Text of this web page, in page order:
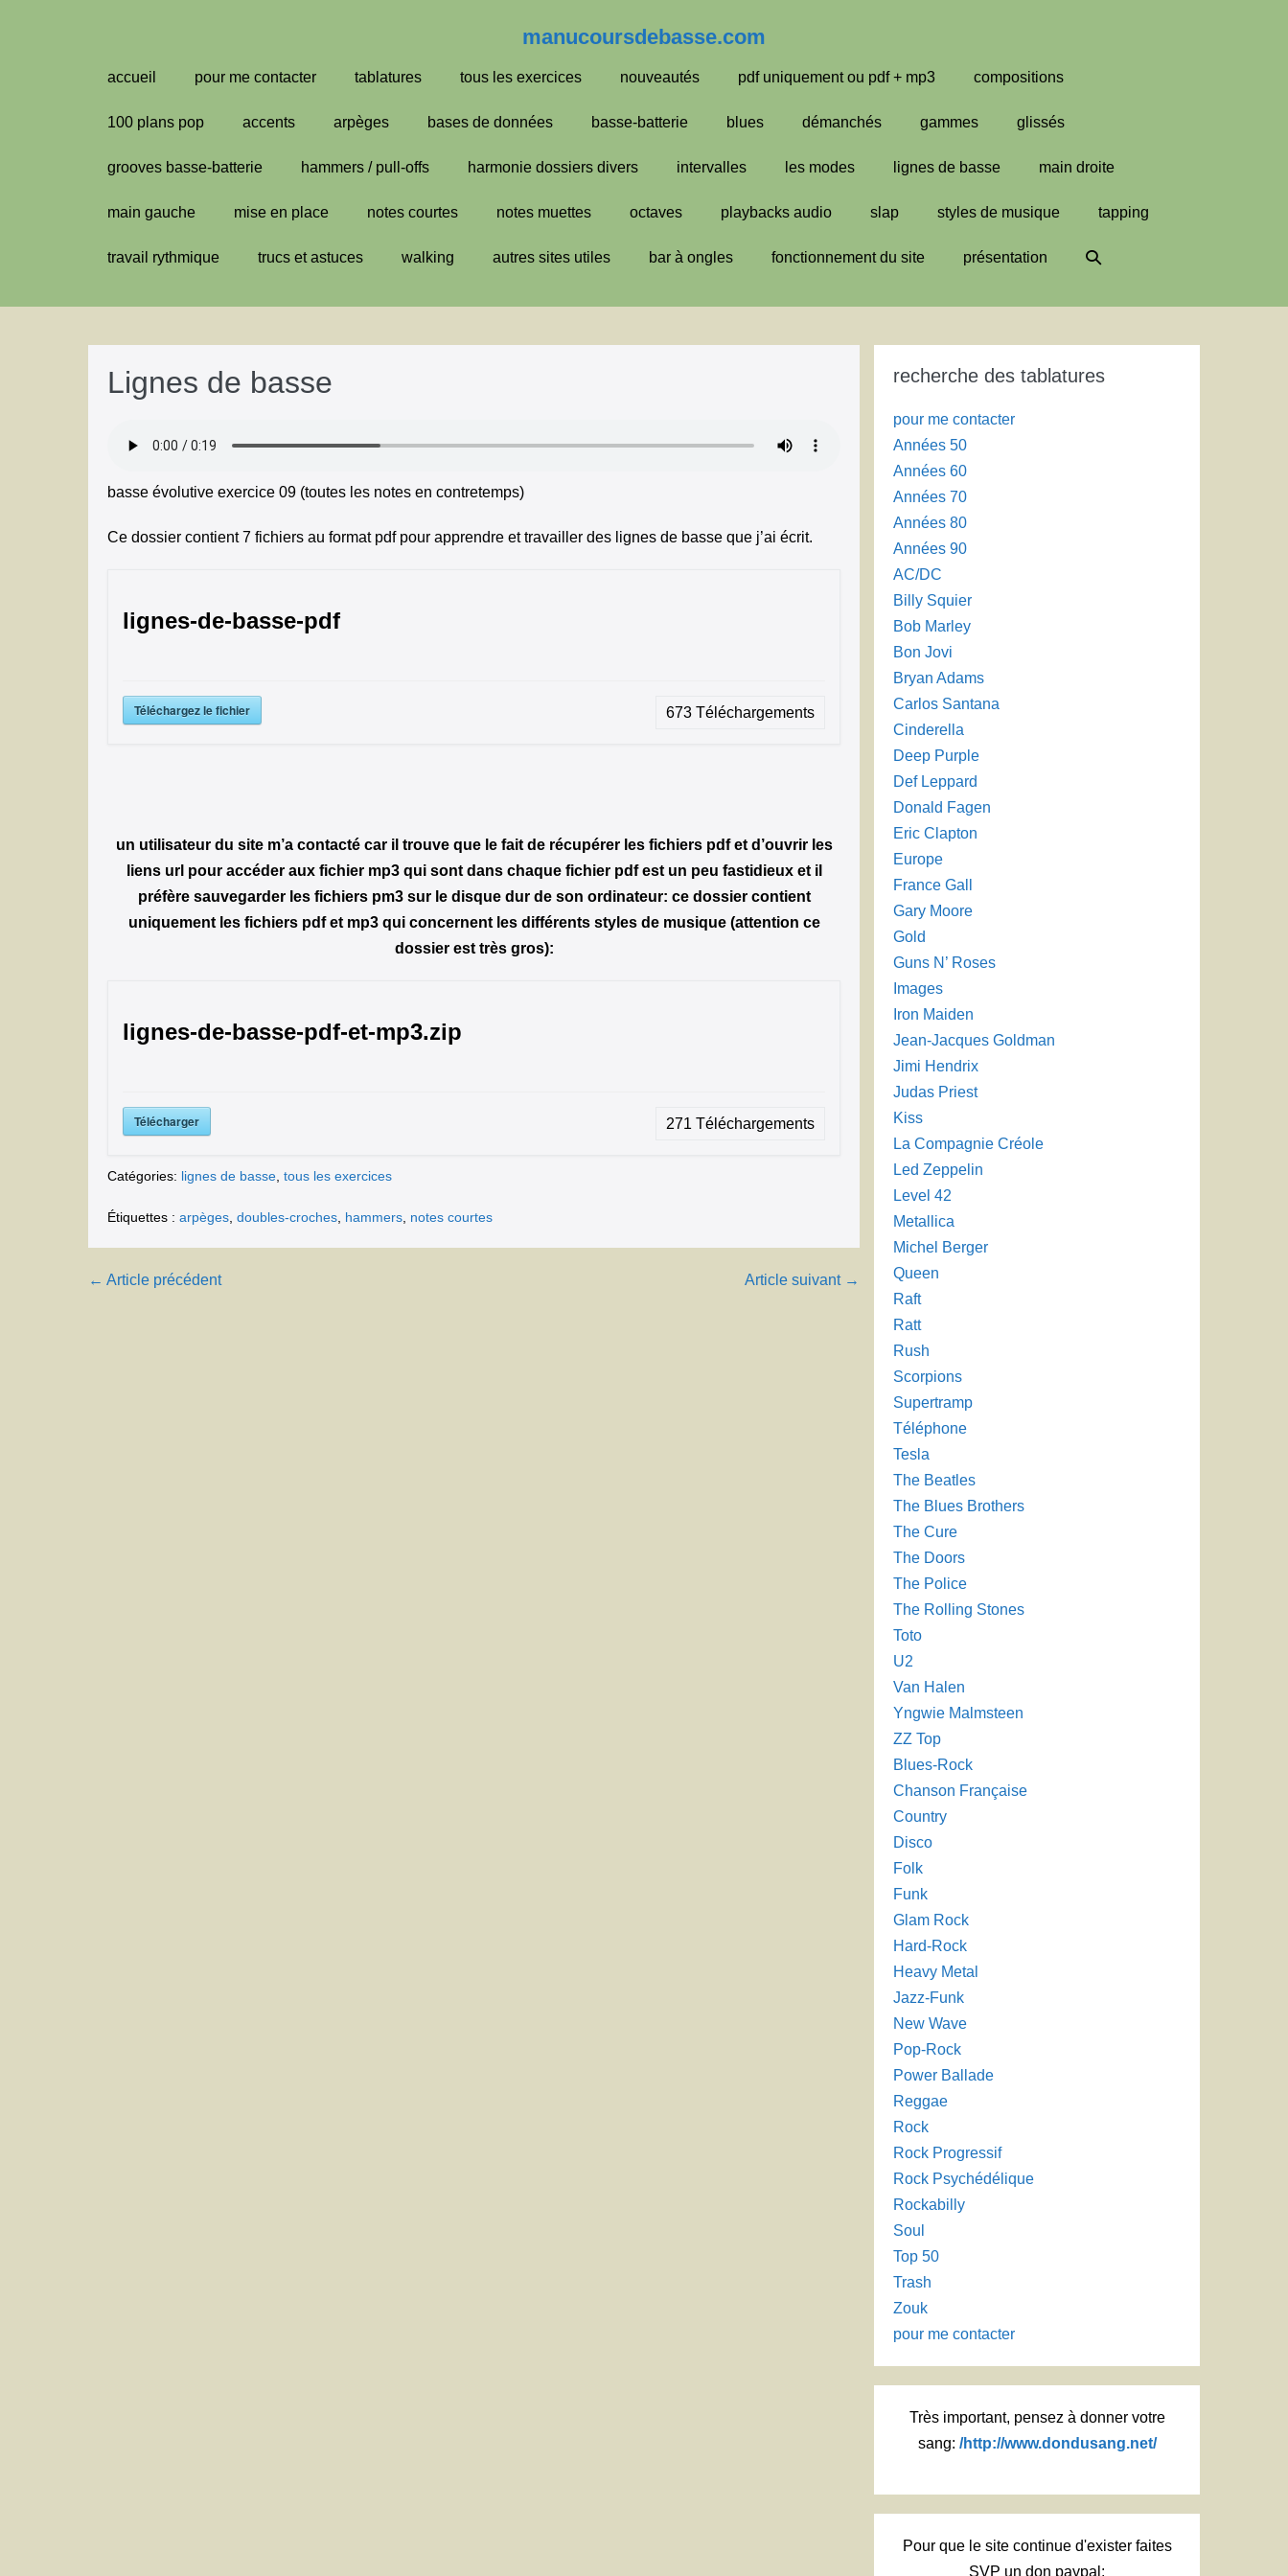
manucoursdebasse.com
accueil pour me contacter tablatures tous les exercices nouveautés pdf uniquement ou pdf + mp3 compositions
100 plans pop accents arpèges bases de données basse-batterie blues démanchés gammes glissés
grooves basse-batterie hammers / pull-offs harmonie dossiers divers intervalles les modes lignes de basse main droite
main gauche mise en place notes courtes notes muettes octaves playbacks audio slap styles de musique tapping
travail rythmique trucs et astuces walking autres sites utiles bar à ongles fonctionnement du site présentation
Basculer
recherche
Lignes de basse
basse évolutive exercice 09 (toutes les notes en contretemps)
Ce dossier contient 7 fichiers au format pdf pour apprendre et travailler des lignes de basse que j’ai écrit.
lignes-de-basse-pdf
Téléchargez le fichier 673 Téléchargements
un utilisateur du site m’a contacté car il trouve que le fait de récupérer les fichiers pdf et d’ouvrir les
liens url pour accéder aux fichier mp3 qui sont dans chaque fichier pdf est un peu fastidieux et il
préfère sauvegarder les fichiers pm3 sur le disque dur de son ordinateur: ce dossier contient
uniquement les fichiers pdf et mp3 qui concernent les différents styles de musique (attention ce
dossier est très gros):
lignes-de-basse-pdf-et-mp3.zip
Télécharger 271 Téléchargements
Catégories: lignes de basse tous les exercices
Étiquettes : arpèges doubles-croches hammers notes courtes
Navigation
← Article précédent Article suivant →
recherche des tablatures
pour me contacter
Années 50
Années 60
Années 70
Années 80
Années 90
AC/DC
Billy Squier
Bob Marley
Bon Jovi
Bryan Adams
Carlos Santana
Cinderella
Deep Purple
Def Leppard
Donald Fagen
Eric Clapton
Europe
France Gall
Gary Moore
Gold
Guns N’ Roses
Images
Iron Maiden
Jean-Jacques Goldman
Jimi Hendrix
Judas Priest
Kiss
La Compagnie Créole
Led Zeppelin
Level 42
Metallica
Michel Berger
Queen
Raft
Ratt
Rush
Scorpions
Supertramp
Téléphone
Tesla
The Beatles
The Blues Brothers
The Cure
The Doors
The Police
The Rolling Stones
Toto
U2
Van Halen
Yngwie Malmsteen
ZZ Top
Blues-Rock
Chanson Française
Country
Disco
Folk
Funk
Glam Rock
Hard-Rock
Heavy Metal
Jazz-Funk
New Wave
Pop-Rock
Power Ballade
Reggae
Rock
Rock Progressif
Rock Psychédélique
Rockabilly
Soul
Top 50
Trash
Zouk
pour me contacter
Très important, pensez à donner votre
sang: /http://www.dondusang.net/
Pour que le site continue d'exister faites
SVP un don paypal: